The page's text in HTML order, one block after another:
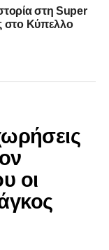
στη Super
στο Κύπελλο
οι